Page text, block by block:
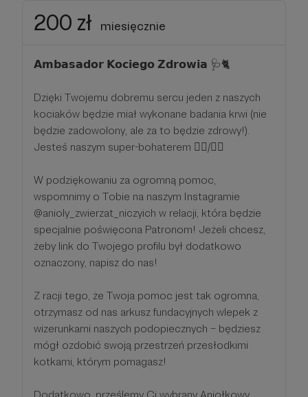
200 zł miesięcznie
𝗔𝗺𝗯𝗮𝘀𝗮𝗱𝗼𝗿 𝗞𝗼𝗰𝗶𝗲𝗴𝗼 𝗭𝗱𝗿𝗼𝘄𝗶𝗮 🩺🐈
Dzięki Twojemu dobremu sercu jeden z naszych
kociaków będzie miał wykonane badania krwi (nie
będzie zadowolony, ale za to będzie zdrowy!).
Jesteś naszym super-bohaterem 🦸‍♂️/🦸‍♀️
W podziękowaniu za ogromną pomoc,
wspomnimy o Tobie na naszym Instagramie
@anioly_zwierzat_niczyich w relacji, która będzie
specjalnie poświęcona Patronom! Jeżeli chcesz,
żeby link do Twojego profilu był dodatkowo
oznaczony, napisz do nas!
Z racji tego, że Twoja pomoc jest tak ogromna,
otrzymasz od nas arkusz fundacyjnych wlepek z
wizerunkami naszych podopiecznych – będziesz
mógł ozdobić swoją przestrzeń przesłodkimi
kotkami, którym pomagasz!